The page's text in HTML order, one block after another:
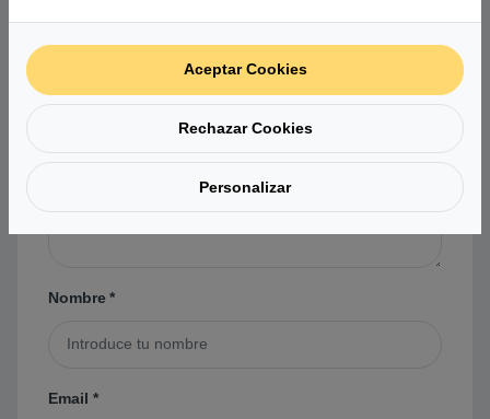
No hay preguntas aún. Sé el primero en hacer
Nombre*
Email *
Aceptar Cookies
Rechazar Cookies
Personalizar